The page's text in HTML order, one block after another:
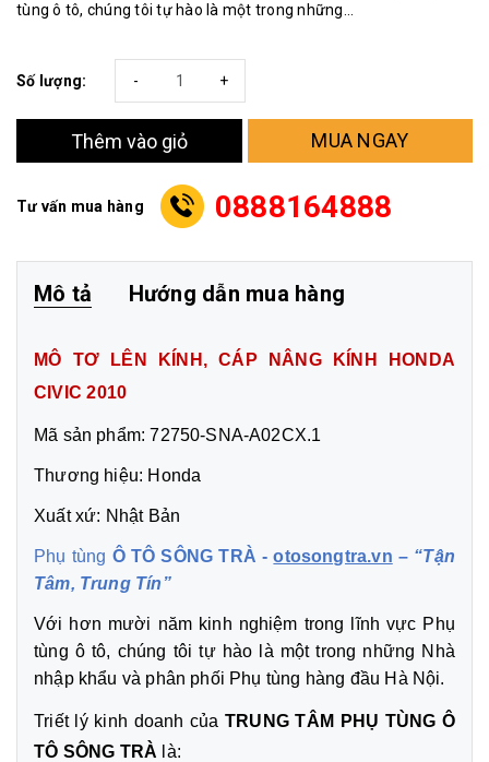
tùng ô tô, chúng tôi tự hào là một trong những...
Số lượng: +
-
Thêm vào giỏ MUA NGAY
Tư vấn mua hàng 0888164888
Mô tả Hướng dẫn mua hàng
MÔ TƠ LÊN KÍNH, CÁP NÂNG KÍNH HONDA
CIVIC 2010
Mã sản phẩm: 72750-SNA-A02CX.1
Thương hiệu: Honda
Xuất xứ: Nhật Bản
Phụ tùng Ô TÔ SÔNG TRÀ -otosongtra.vn – “Tận
Tâm, Trung Tín”
Với hơn mười năm kinh nghiệm trong lĩnh vực Phụ
tùng ô tô, chúng tôi tự hào là một trong những Nhà
nhập khẩu và phân phối Phụ tùng hàng đầu Hà Nội.
Triết lý kinh doanh củaTRUNG TÂM PHỤ TÙNG Ô
TÔ SÔNG TRÀ là: